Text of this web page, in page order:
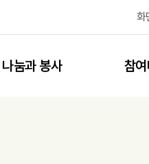
화
나눔과 봉사 참